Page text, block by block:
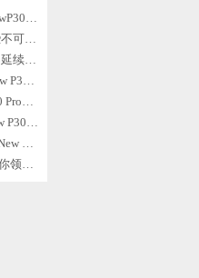
2020伦敦春夏时装周：The NewP30 Pro新色那些不可不知的新潮流
关于The New P30 Pro新色 那些不可不知的时尚新潮流
再现时空艺术 The New P30 Pro延续自然之美
双面灵动缔造质感无双 The New P30 Pro的新色时尚你get了吗？
紧跟巴黎时装周的The New P30 Pro，19年冬天穿搭不用愁
一年两次的色彩派对，The New P30 Pro新色跟就对了！
如何拍出中秋团圆全家福 The New P30 Pro帮你留住精彩一瞬
蓝如墨玉，The New P30 Pro带你领略双面之美